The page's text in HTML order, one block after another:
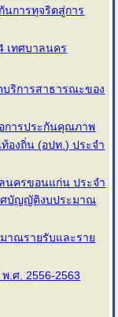
นการทุจริตสู่การ
เทศบาลนคร
บริการสาธารณะของ
การประกันคุณภาพ
องถิ่น (อปท.) ประจำ
นครขอนแก่น ประจำ
ศบัญญัติงบประมาณ
มาณรายรับและราย
.ศ. 2556-2563